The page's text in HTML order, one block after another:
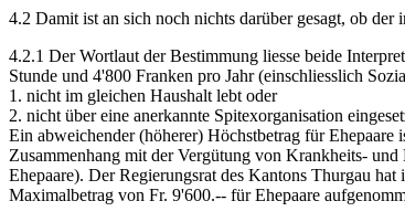
4.2 Damit ist an sich noch nichts darüber gesagt, ob
4.2.1 Der Wortlaut der Bestimmung liesse beide
Stunde und 4'800 Franken pro Jahr (einschliesslich
1. nicht im gleichen Haushalt lebt oder
2. nicht über eine anerkannte Spitexorganisation
Ein abweichender (höherer) Höchstbetrag für
Zusammenhang mit der Vergütung von Krankheits-
Ehepaare). Der Regierungsrat des Kantons Thurgau
Maximalbetrag von Fr. 9'600.-- für Ehepaare